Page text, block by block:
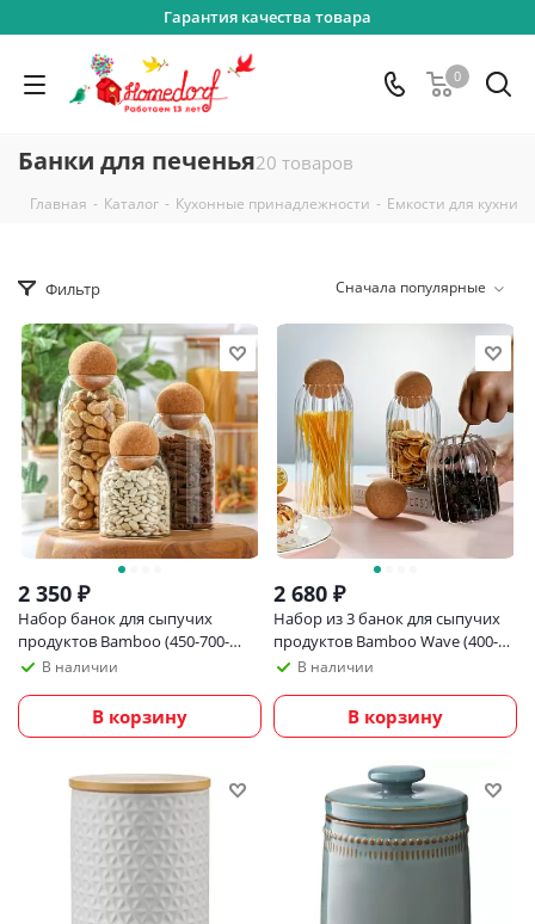
Гарантия качества товара
0
Банки для печенья20 товаров
Главная - Каталог - Кухонные принадлежности - Емкости для кухни
Фильтр Сначала популярные
2 350 ₽
Набор банок для сыпучих
продуктов Bamboo (450-700-
1000 мл)
В наличии
В корзину
2 680 ₽
Набор из 3 банок для сыпучих
продуктов Bamboo Wave (400-
700-1000 мл)
В наличии
В корзину